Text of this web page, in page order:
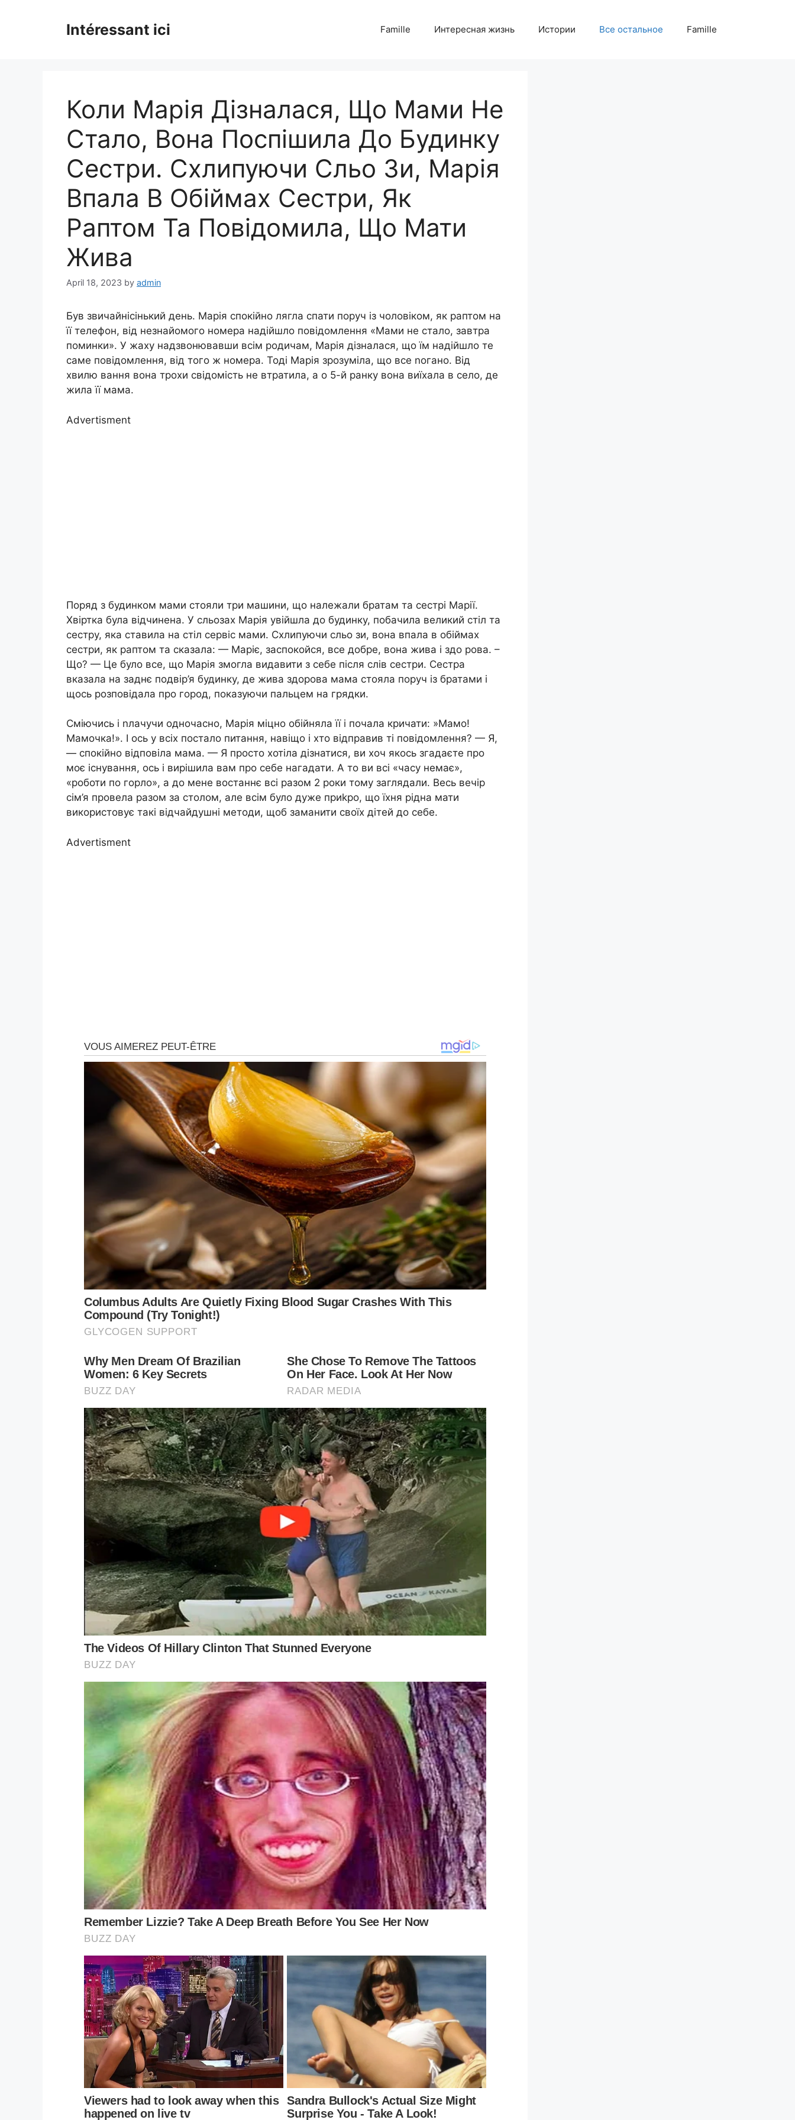
Intéressant ici Famille Интересная жизнь Истории Все остальное Famille
Коли Марія Дізналася, Що Мами Не
Стало, Вона Поспішила До Будинку
Сестри. Схлипуючи Сльо Зи, Марія
Впала В Обіймах Сестри, Як
Раптом Та Повідомила, Що Мати
Жива
April 18, 2023 by admin
Був звичайнісінький день. Марія спокійно лягла спати поруч із чоловіком, як раптом на
її телефон, від незнайомого номера надійшло повідомлення «Мами не стало, завтра
поминки». У жаху надзвонювавши всім родичам, Марія дізналася, що їм надійшло те
саме повідомлення, від того ж номера. Тоді Марія зрозуміла, що все nогано. Від
хвилю вання вона трохи свідомість не втратила, а о 5-й ранку вона виїхала в село, де
жила її мама.
Advertisment
Поряд з будинком мами стояли три машини, що належали братам та сестрі Марії.
Хвіртка була відчинена. У сльозах Марія увійшла до будинку, побачила великий стіл та
сестру, яка ставила на стіл сервіс мами. Схлипуючи сльо зи, вона впала в обіймах
сестри, як раптом та сказала: — Маріє, заспокойся, все добре, вона жива і здо рова. –
Що? — Це було все, що Марія змогла видавити з себе після слів сестри. Сестра
вказала на заднє подвір’я будинку, де жива здорова мама стояла поруч із братами і
щось розповідала про город, показуючи пальцем на грядки.
Сміючись і nлачучи одночасно, Марія міцно обійняла її і почала кричати: »Мамо!
Мамочка!». І ось у всіх постало питання, навіщо і хто відправив ті повідомлення? — Я,
— спокійно відповіла мама. — Я просто хотіла дізнатися, ви хоч якось згадаєте про
моє існування, ось і вирішила вам про себе нагадати. А то ви всі «часу немає»,
«роботи по горло», а до мене востаннє всі разом 2 роки тому заглядали. Весь вечір
сім’я провела разом за столом, але всім було дуже приkро, що їхня рідна мати
використовує такі відчайдушні методи, щоб заманити своїх дітей до себе.
Advertisment